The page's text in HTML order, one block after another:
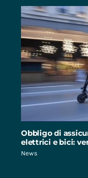
Obbligo di
elettrici e bici:
News